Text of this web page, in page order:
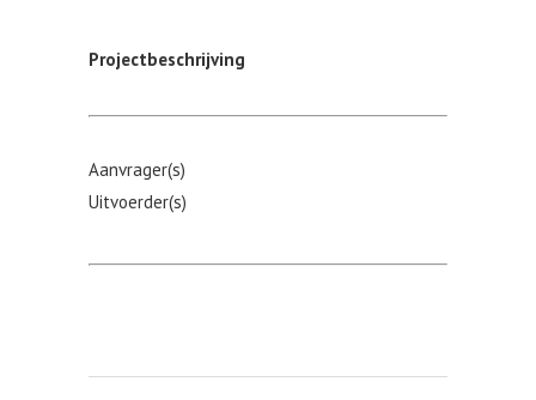
Projectbeschrijving
Aanvrager(s)
Uitvoerder(s)